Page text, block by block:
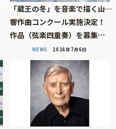
「蔵王の冬」を音楽で描く――山
響作曲コンクール実施決定！
作品（弦楽四重奏）を募集…
NEWS 2026年7月6日